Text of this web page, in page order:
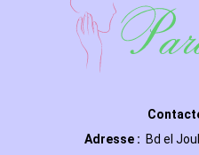
Adresse : Bd el